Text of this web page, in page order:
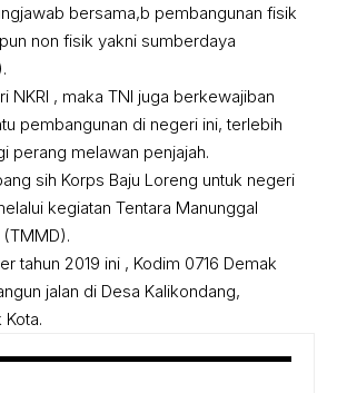
bersama,b pembangunan fisik
non fisik yakni sumberdaya
NKRI , maka TNI juga berkewajiban
pembangunan di negeri ini, terlebih
perang melawan penjajah.
sih Korps Baju Loreng untuk negeri
kegiatan Tentara Manunggal
tahun 2019 ini , Kodim 0716 Demak
jalan di Desa Kalikondang,